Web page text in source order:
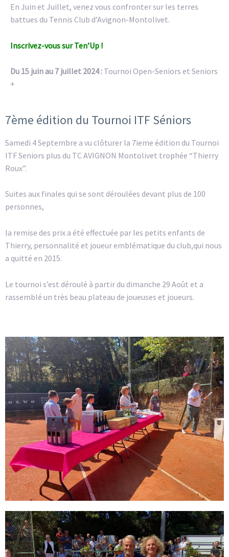
En Juin et Juillet, venez vous confronter sur les terres
battues du Tennis Club d’Avignon-Montolivet.
Inscrivez-vous sur Ten’Up !
Du 15 juin au 7 juillet 2024 : Tournoi Open-Seniors et Seniors
+
7ème édition du Tournoi ITF Séniors
Samedi 4 Septembre a vu clôturer la 7ieme édition du Tournoi
ITF Seniors plus du TC AVIGNON Montolivet trophée “Thierry
Roux”.
Suites aux finales qui se sont déroulées devant plus de 100
personnes,
la remise des prix a été effectuée par les petits enfants de
Thierry, personnalité et joueur emblématique du club,qui nous
a quitté en 2015.
Le tournoi s’est déroulé à partir du dimanche 29 Août et a
rassemblé un très beau plateau de joueuses et joueurs.